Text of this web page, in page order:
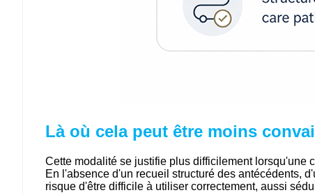
Là où cela peut être moins
Cette modalité se justifie plus difficilement lorsqu'une
En l'absence d'un recueil structuré des antécédents,
risque d'être difficile à utiliser correctement, aussi